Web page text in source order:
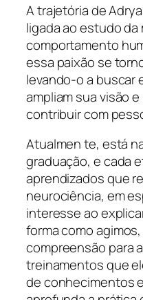
A trajetória de
ligada ao estudo da
comportamento
essa paixão se
levando-o a buscar
ampliam sua visão
contribuir com
Atualmen te, está
graduação, e cada
aprendizados que
neurociência, em
interesse ao
forma como
compreensão para
treinamentos que
de conhecimentos